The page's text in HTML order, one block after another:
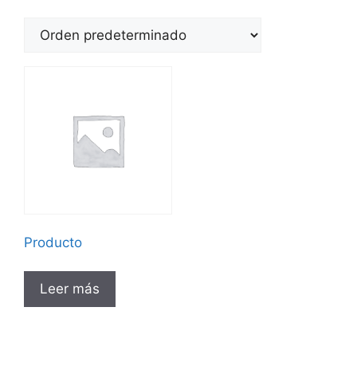
Producto
Leer más